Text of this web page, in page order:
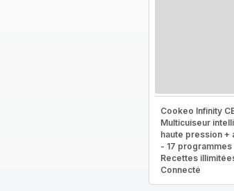
Cookeo Infinity
Multicuiseur
haute pression +
- 17 programmes
Recettes
Connecté